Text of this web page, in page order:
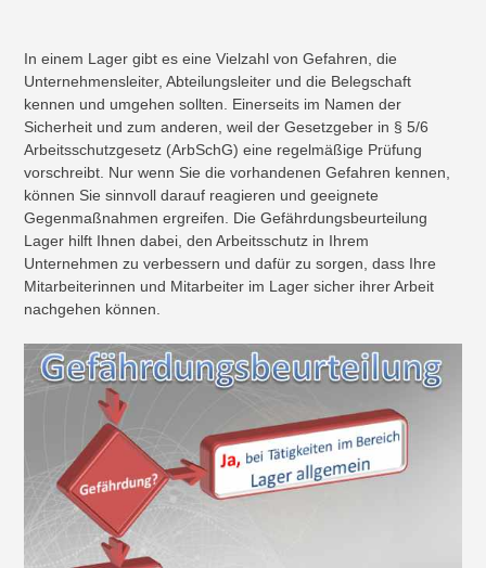
In einem Lager gibt es eine Vielzahl von Gefahren, die
Unternehmensleiter, Abteilungsleiter und die Belegschaft
kennen und umgehen sollten. Einerseits im Namen der
Sicherheit und zum anderen, weil der Gesetzgeber in § 5/6
Arbeitsschutzgesetz (ArbSchG) eine regelmäßige Prüfung
vorschreibt. Nur wenn Sie die vorhandenen Gefahren kennen,
können Sie sinnvoll darauf reagieren und geeignete
Gegenmaßnahmen ergreifen. Die Gefährdungsbeurteilung
Lager hilft Ihnen dabei, den Arbeitsschutz in Ihrem
Unternehmen zu verbessern und dafür zu sorgen, dass Ihre
Mitarbeiterinnen und Mitarbeiter im Lager sicher ihrer Arbeit
nachgehen können.